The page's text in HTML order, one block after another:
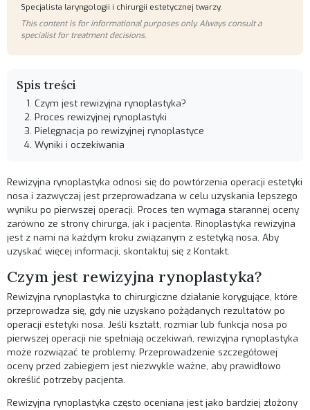
Specjalista laryngologii i chirurgii estetycznej twarzy.
This content is for informational purposes only. Always consult a
specialist for treatment decisions.
Spis treści
Czym jest rewizyjna rynoplastyka?
Proces rewizyjnej rynoplastyki
Pielęgnacja po rewizyjnej rynoplastyce
Wyniki i oczekiwania
Rewizyjna rynoplastyka odnosi się do powtórzenia operacji estetyki
nosa i zazwyczaj jest przeprowadzana w celu uzyskania lepszego
wyniku po pierwszej operacji. Proces ten wymaga starannej oceny
zarówno ze strony chirurga, jak i pacjenta.Rinoplastyka rewizyjna
jest z nami na każdym kroku związanym z estetyką nosa. Aby
uzyskać więcej informacji, skontaktuj się zKontakt.
Czym jest rewizyjna rynoplastyka?
Rewizyjna rynoplastyka to chirurgiczne działanie korygujące, które
przeprowadza się, gdy nie uzyskano pożądanych rezultatów po
operacji estetyki nosa. Jeśli kształt, rozmiar lub funkcja nosa po
pierwszej operacji nie spełniają oczekiwań, rewizyjna rynoplastyka
może rozwiązać te problemy. Przeprowadzenie szczegółowej
oceny przed zabiegiem jest niezwykle ważne, aby prawidłowo
określić potrzeby pacjenta.
Rewizyjna rynoplastyka często oceniana jest jako bardziej złożony